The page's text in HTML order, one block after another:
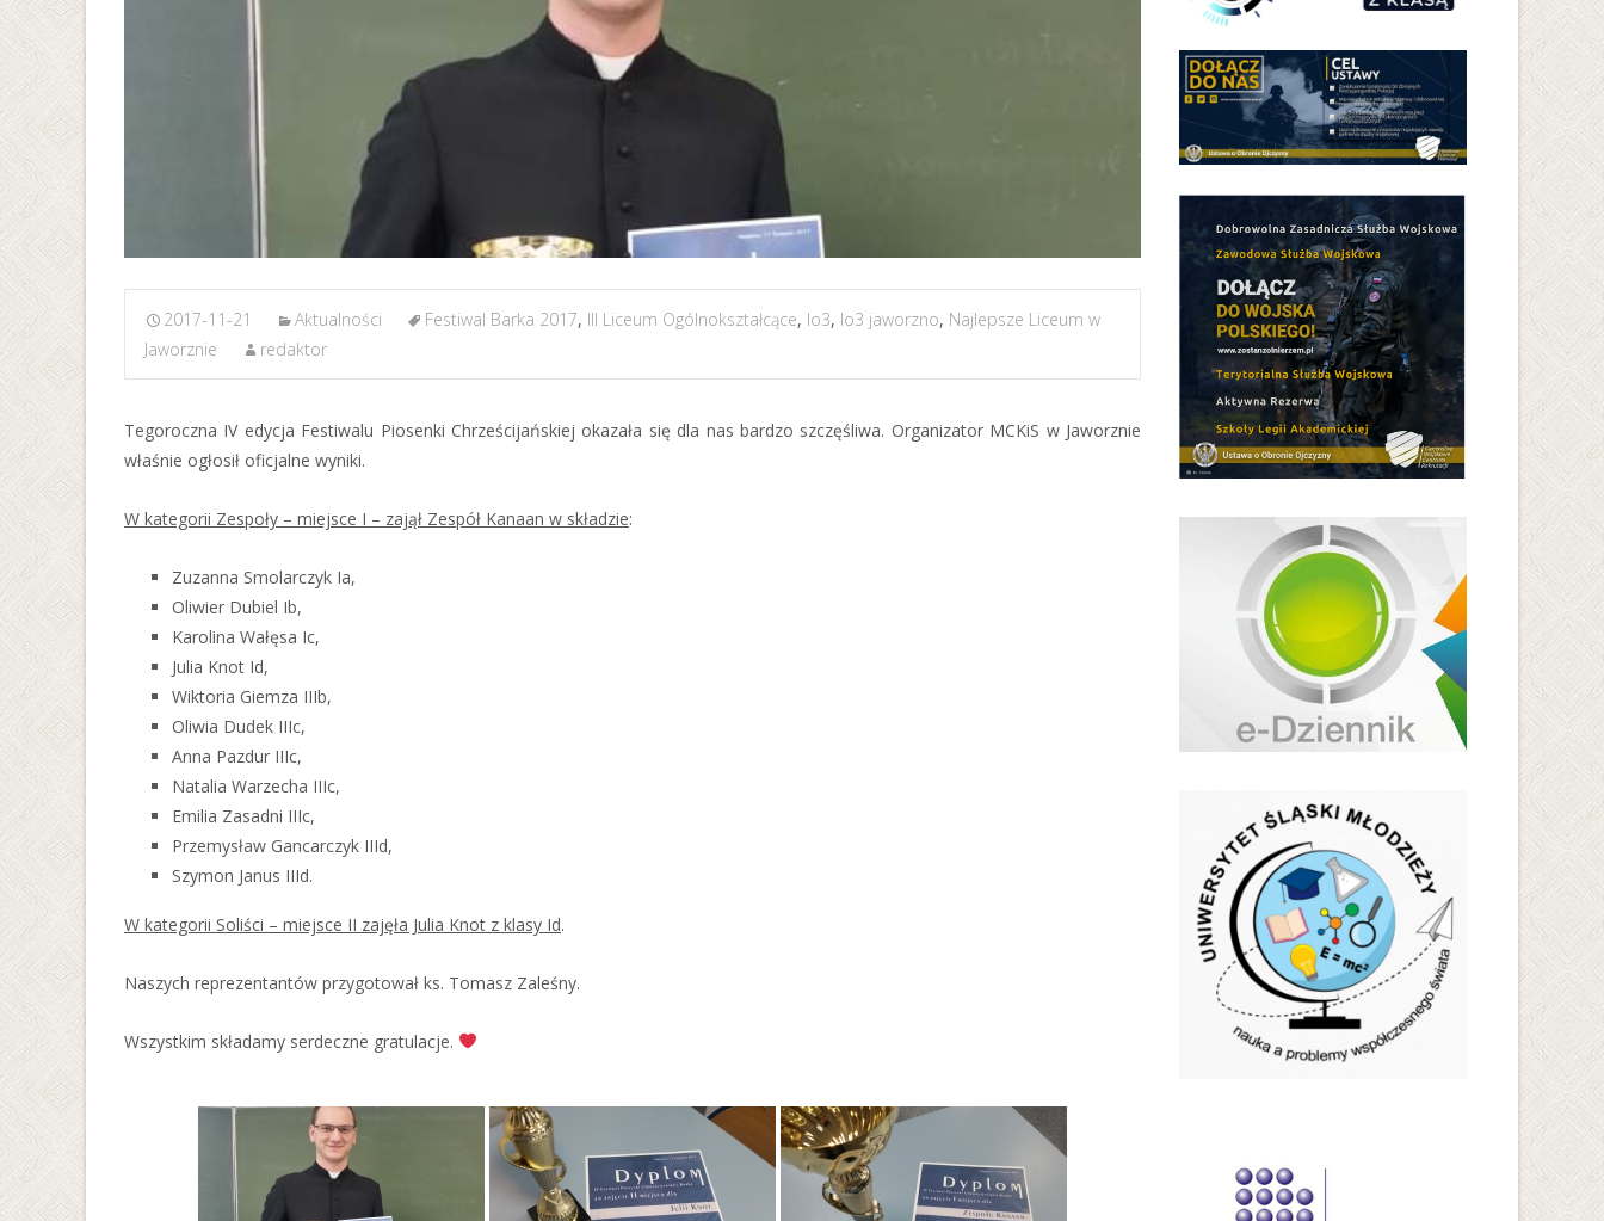
2017-11-21 Aktualności Festiwal Barka 2017, III Liceum Ogólnokształcące, lo3, lo3 jaworzno, Najlepsze Liceum w
Jaworznie
redaktor
Tegoroczna IV edycja Festiwalu Piosenki Chrześcijańskiej okazała się dla nas bardzo szczęśliwa. Organizator MCKiS w Jaworznie
właśnie ogłosił oficjalne wyniki.
W kategorii Zespoły – miejsce I – zajął Zespół Kanaan w składzie:
Zuzanna Smolarczyk Ia,
Oliwier Dubiel Ib,
Karolina Wałęsa Ic,
Julia Knot Id,
Wiktoria Giemza IIIb,
Oliwia Dudek IIIc,
Anna Pazdur IIIc,
Natalia Warzecha IIIc,
Emilia Zasadni IIIc,
Przemysław Gancarczyk IIId,
Szymon Janus IIId.
W kategorii Soliści – miejsce II zajęła Julia Knot z klasy Id.
Naszych reprezentantów przygotował ks. Tomasz Zaleśny.
Wszystkim składamy serdeczne gratulacje.